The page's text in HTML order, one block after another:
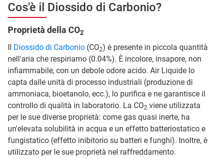
Cos'è il Diossido di Carbonio?
Proprietà della CO2
Diossido di Carbonio (CO2) è presente in piccola quantità
nell'aria che respiriamo (0.04%). È incolore, insapore, non
infiammabile, con un debole odore acido. Air Liquide lo
capta dalle unità di processo industriali (produzione di
ammoniaca, bioetanolo, ecc.), lo purifica e ne garantisce il
controllo di qualità in laboratorio. La CO2 viene utilizzata
per le sue diverse proprietà: come gas quasi inerte, ha
un'elevata solubilità in acqua e un effetto batteriostatico e
fungistatico (effetto inibitorio su batteri e funghi). Inoltre, è
utilizzato per le sue proprietà nel raffreddamento.